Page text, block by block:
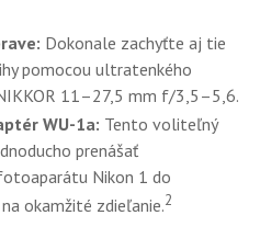
Dokonale zachyťte aj tie
pomocou ultratenkého
11–27,5 mm f/3,5–5,6.
WU-1a: Tento voliteľný
prenášať
Nikon 1 do
okamžité zdieľanie.2